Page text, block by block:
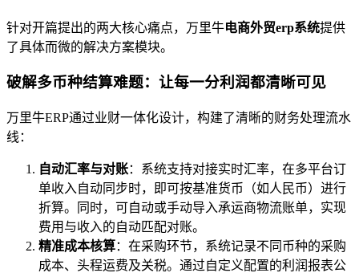
针对开篇提出的两大核心痛点，万里牛电商外贸erp系统提供
了具体而微的解决方案模块。
破解多币种结算难题：让每一分利润都清晰可见
万里牛ERP通过业财一体化设计，构建了清晰的财务处理流水
线：
自动汇率与对账：系统支持对接实时汇率，在多平台订
单收入自动同步时，即可按基准货币（如人民币）进行
折算。同时，可自动或手动导入承运商物流账单，实现
费用与收入的自动匹配对账。
精准成本核算：在采购环节，系统记录不同币种的采购
成本、头程运费及关税。通过自定义配置的利润报表公